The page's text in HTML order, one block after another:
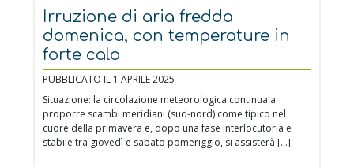
Irruzione di aria fredda
domenica, con temperature in
forte calo
PUBBLICATO IL 1 APRILE 2025
Situazione: la circolazione meteorologica continua a
proporre scambi meridiani (sud-nord) come tipico nel
cuore della primavera e, dopo una fase interlocutoria e
stabile tra giovedì e sabato pomeriggio, si assisterà […]